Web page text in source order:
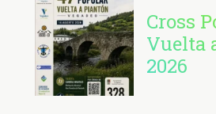
Cross
Vuelta
2026